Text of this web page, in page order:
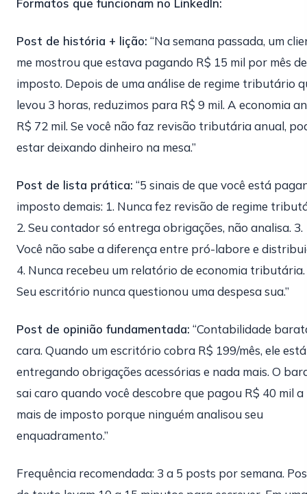
Formatos que funcionam no LinkedIn:
Post de história + lição: “Na semana passada, um
me mostrou que estava pagando R$ 15 mil por mês de
imposto. Depois de uma análise de regime tributário
levou 3 horas, reduzimos para R$ 9 mil. A economia
R$ 72 mil. Se você não faz revisão tributária anual,
estar deixando dinheiro na mesa.”
Post de lista prática: “5 sinais de que você está
imposto demais: 1. Nunca fez revisão de regime
2. Seu contador só entrega obrigações, não analisa. 3.
Você não sabe a diferença entre pró-labore e
4. Nunca recebeu um relatório de economia tributária.
Seu escritório nunca questionou uma despesa sua.”
Post de opinião fundamentada: “Contabilidade
cara. Quando um escritório cobra R$ 199/mês, ele
entregando obrigações acessórias e nada mais. O
sai caro quando você descobre que pagou R$ 40 mil a
mais de imposto porque ninguém analisou seu
enquadramento.”
Frequência recomendada: 3 a 5 posts por semana.